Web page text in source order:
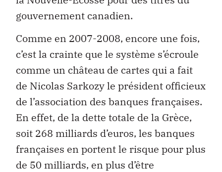
gouvernement canadien.
Comme en 2007-2008, encore une fois,
c’est la crainte que le système s’écroule
comme un château de cartes qui a fait
de Nicolas Sarkozy le président officieux
de l’association des banques françaises.
En effet, de la dette totale de la Grèce,
soit 268 milliards d’euros, les banques
françaises en portent le risque pour plus
de 50 milliards, en plus d’être